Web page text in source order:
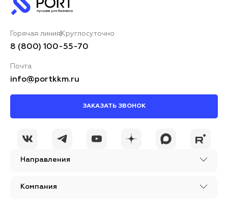
Направления
Компания
Горячая линия Круглосуточно
8 (800) 100-55-70
Почта
info@portkkm.ru
ЗАКАЗАТЬ ЗВОНОК